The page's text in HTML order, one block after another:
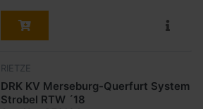
RIETZE
DRK KV Merseburg-Querfurt System
Strobel RTW ´18